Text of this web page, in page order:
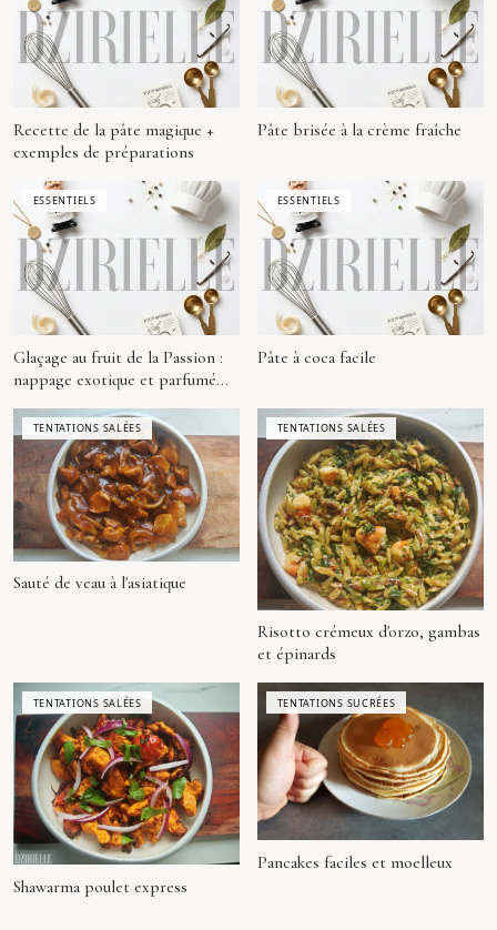
Recette de la pâte magique +
exemples de préparations
Pâte brisée à la crème fraîche
ESSENTIELS
Glaçage au fruit de la Passion :
nappage exotique et parfumé
ESSENTIELS
Pâte à coca facile
TENTATIONS SALÉES
Sauté de veau à l'asiatique
TENTATIONS SALÉES
Risotto crémeux d'orzo, gambas
et épinards
TENTATIONS SALÉES
Shawarma poulet express
TENTATIONS SUCRÉES
Pancakes faciles et moelleux